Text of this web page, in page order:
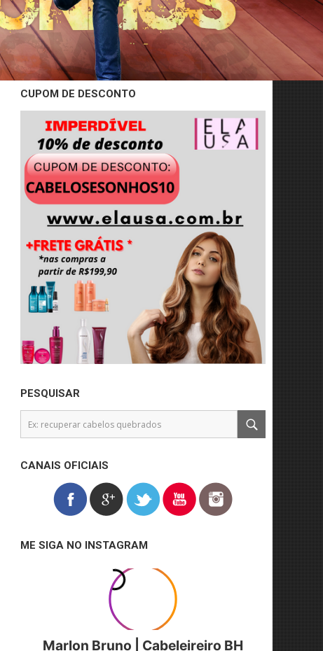
CUPOM DE DESCONTO
PESQUISAR
CANAIS OFICIAIS
ME SIGA NO INSTAGRAM